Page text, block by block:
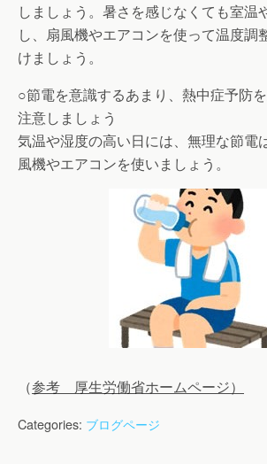
しましょう。暑さを感じなくても室温
し、扇風機やエアコンを使って温度調
けましょう。
○節電を意識するあまり、熱中症予防
注意しましょう
気温や湿度の高い日には、無理な節電
風機やエアコンを使いましょう。
（参考 厚生労働省ホームページ）
Categories: ブログページ